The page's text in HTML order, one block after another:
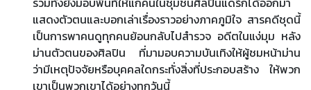
แสดงตัวตนและบอกเล่าเรื่องราวอย่างภาคภูมิใจ สารคดีชุดนี้
เป็นการพาคนดูทุกคนย้อนกลับไปสํารวจ อดีตในแง่มุม หลัง
ม่านตัวตนของศิลปิน ที่มามอบความบันเทิงให้ผู้ชมหน้าม่าน
ว่ามีเหตุปัจจัยหรือบุคคลใดกระทั่งสิ่งที่ประกอบสร้าง ให้พวก
เขาเป็นพวกเขาได้อย่างทุกวันนี้